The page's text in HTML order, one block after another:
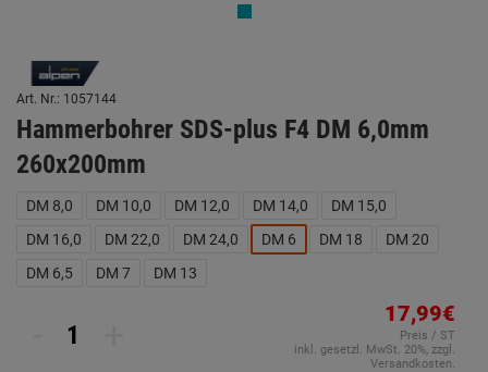
Art. Nr.: 1057144
Hammerbohrer SDS-plus F4 DM 6,0mm
260x200mm
DM 8,0 DM 10,0 DM 12,0 DM 14,0
DM 15,0
DM 16,0
DM 22,0 DM 24,0 DM 6 DM 18
DM 20
DM 6,5
DM 7 DM 13
17,99€
Preis / ST
inkl. gesetzl. MwSt. 20%, zzgl.
Versandkosten.